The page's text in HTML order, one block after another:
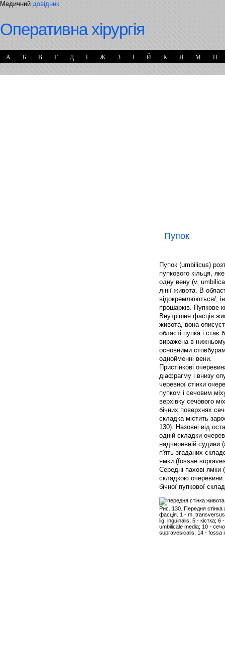
Медичний довідник
Оперативна хірургія
А Б В Г Д Ї Ж З І Й К Л М Н
Пупок
Пупок (umbilicus)
пупкового кільця,
одну вену (v.
лінії живота. В
відокремлюються/,
прошарків. Пупкове
Внутрішня фасція
живота, вона
області пупка і
виражена в нижньому
основними
однойменні вени.
Пристінкові
діафрагму і внизу
черевної стінки
пупком і сечовим
верхівку сечового
бічних поверхнях
складка містить
130). Назовні від
одній складки
надчеревній судини
п'ять згаданих
ямки (fossae
Середні пахові ямки
складкою
бічної пупкової
Рис. 130. Передня стінка
фасція. 1 - m.
lig. inguinalis; 5 - кістка;
umbilicale media; 10 -
supravesicalis; 14 - fossa